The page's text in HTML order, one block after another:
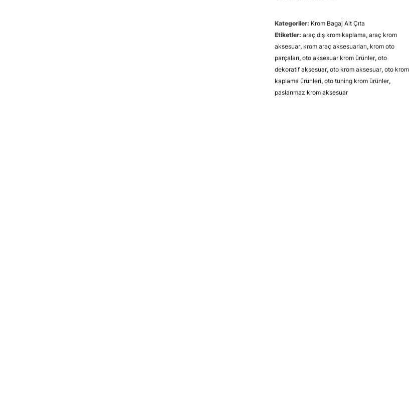
Kategoriler: Krom Bagaj Alt Çıta
Etiketler: araç dış krom kaplama, araç krom
aksesuar, krom araç aksesuarları, krom oto
parçaları, oto aksesuar krom ürünler, oto
dekoratif aksesuar, oto krom aksesuar, oto krom
kaplama ürünleri, oto tuning krom ürünler,
paslanmaz krom aksesuar